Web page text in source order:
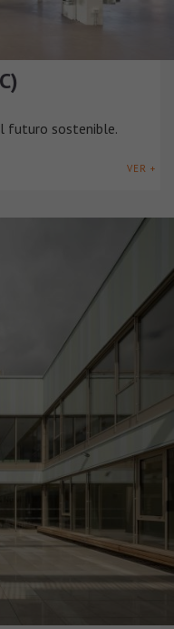
futuro sostenible.
VER +